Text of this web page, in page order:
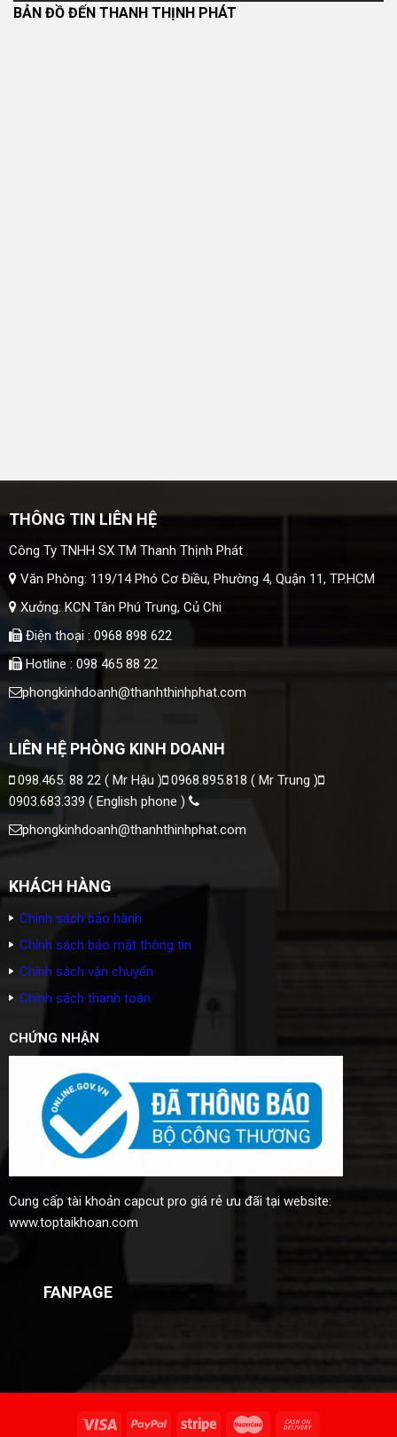
BẢN ĐỒ ĐẾN THANH THỊNH PHÁT
THÔNG TIN LIÊN HỆ
Công Ty TNHH SX TM Thanh Thịnh Phát
Văn Phòng: 119/14 Phó Cơ Điều, Phường 4, Quận 11, TP.HCM
Xưởng: KCN Tân Phú Trung, Củ Chi
Điện thoại : 0968 898 622
Hotline : 098 465 88 22
phongkinhdoanh@thanhthinhphat.com
LIÊN HỆ PHÒNG KINH DOANH
098.465. 88 22 ( Mr Hậu )
0968.895.818 ( Mr Trung )
0903.683.339 ( English phone )
phongkinhdoanh@thanhthinhphat.com
KHÁCH HÀNG
Chính sách bảo hành
Chính sách bảo mật thông tin
Chính sách vận chuyển
Chính sách thanh toán
CHỨNG NHẬN
Cung cấp tài khoản capcut pro giá rẻưu đãi tại website:
www.toptaikhoan.com
FANPAGE